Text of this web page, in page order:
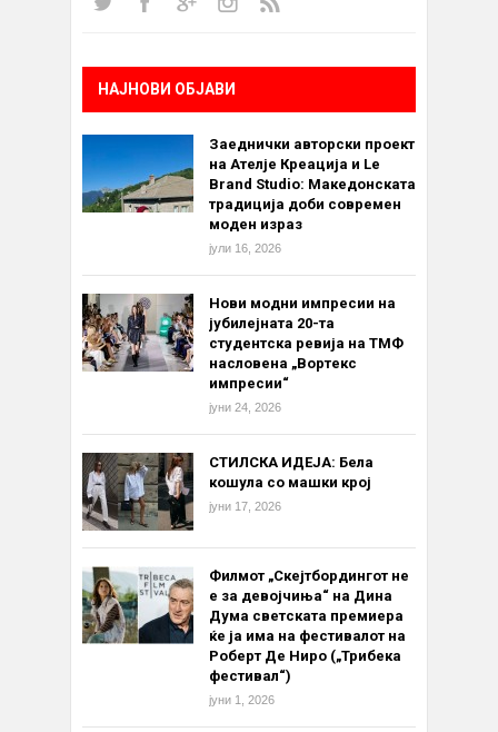
НАЈНОВИ ОБЈАВИ
Заеднички авторски проект
на Ателје Креација и Le
Brand Studio: Македонската
традиција доби современ
моден израз
јули 16, 2026
Нови модни импресии на
јубилејната 20-та
студентска ревија на ТМФ
насловена „Вортекс
импресии“
јуни 24, 2026
СТИЛСКА ИДЕЈА: Бела
кошула со машки крој
јуни 17, 2026
Филмот „Скејтбордингот не
е за девојчиња“ на Дина
Дума светската премиера
ќе ја има на фестивалот на
Роберт Де Ниро („Трибека
фестивал“)
јуни 1, 2026